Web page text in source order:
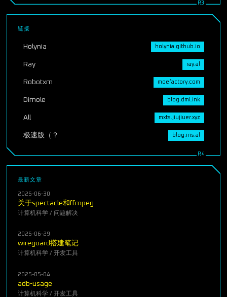
链接
Holynia holynia.github.io
Ray ray.al
Robotxm moefactory.com
Dimole blog.dml.ink
All mxts.jiujiuer.xyz
极速版（？ blog.iris.al
最新文章
2025-06-30
关于spectacle和ffmpeg
计算机科学 / 问题解决
2025-06-29
wireguard搭建笔记
计算机科学 / 开发工具
2025-05-04
adb-usage
计算机科学 / 开发工具